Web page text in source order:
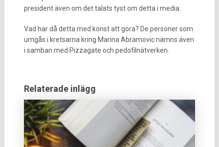
president även om det talats tyst om detta i media.
Vad har då detta med konst att göra? De personer som
umgås i kretsarna kring Marina Abramovic nämns även
i samban med Pizzagate och pedofilnätverken.
Relaterade inlägg